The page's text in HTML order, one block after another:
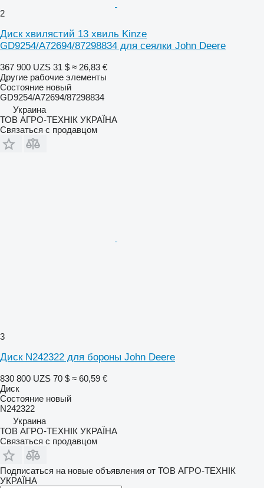
2
Диск хвилястий 13 хвиль Kinze
GD9254/A72694/87298834 для сеялки John Deere
367 900 UZS 31 $ ≈ 26,83 €
Другие рабочие элементы
Состояние новый
GD9254/A72694/87298834
Украина
ТОВ АГРО-ТЕХНІК УКРАЇНА
Связаться с продавцом
3
Диск N242322 для бороны John Deere
830 800 UZS 70 $ ≈ 60,59 €
Диск
Состояние новый
N242322
Украина
ТОВ АГРО-ТЕХНІК УКРАЇНА
Связаться с продавцом
Подписаться на новые объявления от ТОВ АГРО-ТЕХНІК
УКРАЇНА